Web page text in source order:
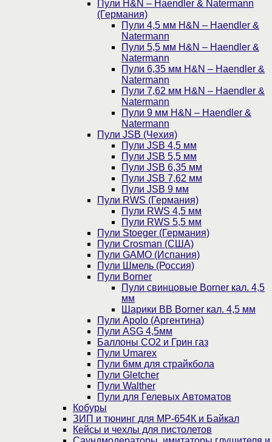
Пули H&N – Haendler & Natermann
(Германия)
Пули 4,5 мм H&N – Haendler &
Natermann
Пули 5,5 мм H&N – Haendler &
Natermann
Пули 6,35 мм H&N – Haendler &
Natermann
Пули 7,62 мм H&N – Haendler &
Natermann
Пули 9 мм H&N – Haendler &
Natermann
Пули JSB (Чехия)
Пули JSB 4,5 мм
Пули JSB 5,5 мм
Пули JSB 6,35 мм
Пули JSB 7,62 мм
Пули JSB 9 мм
Пули RWS (Германия)
Пули RWS 4,5 мм
Пули RWS 5,5 мм
Пули Stoeger (Германия)
Пули Crosman (США)
Пули GAMO (Испания)
Пули Шмель (Россия)
Пули Borner
Пули свинцовые Borner кал. 4,5
мм
Шарики BB Borner кал. 4,5 мм
Пули Apolo (Аргентина)
Пули ASG 4,5мм
Баллоны CO2 и Грин газ
Пули Umarex
Пули 6мм для страйкбола
Пули Gletcher
Пули Walther
Пули для Гелевых Автоматов
Кобуры
ЗИП и тюнинг для МР-654К и Байкал
Кейсы и чехлы для пистолетов